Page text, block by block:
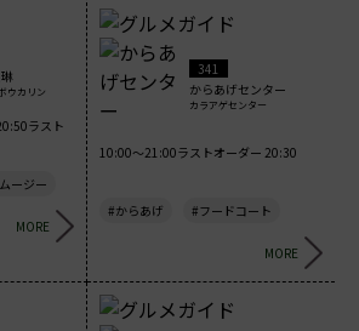
ウカリン
ラスト
ージー
MORE
341
からあげセンター
カラアゲセンター
10:00～21:00ラストオーダー 20:30
#からあげ #フードコート
MORE